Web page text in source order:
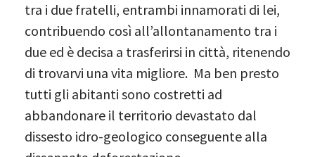
tra i due fratelli, entrambi innamorati di lei,
contribuendo così all’allontanamento tra i
due ed è decisa a trasferirsi in città, ritenendo
di trovarvi una vita migliore. Ma ben presto
tutti gli abitanti sono costretti ad
abbandonare il territorio devastato dal
dissesto idro-geologico conseguente alla